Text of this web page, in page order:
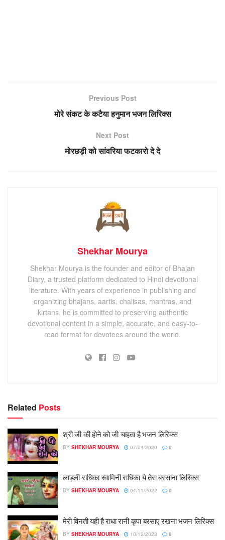
Previous Post
मोरे संकट के कटैया हनुमान भजन लिरिक्स
Next Post
मोरछड़ी को सांवरिया फटकारो दे दे
Shekhar Mourya
Shekhar Mourya is the founder and editor of Bhajan
Diary, a trusted platform dedicated to Hindi devotional
literature. With years of experience in publishing and
organizing bhajans, aartis, chalisas, mantras, and
kirtans, he is committed to preserving authentic
devotional content in a simple, accurate, and easy-to-
read format for devotees around the world.
Related Posts
श्री जी की होने को जी चाहता है भजन लिरिक्स
BY SHEKHAR MOURYA 07/04/2020 0
लाड़ली राधिका स्वामिनी राधिका ये तेरा बरसाना लिरिक्स
BY SHEKHAR MOURYA 04/11/2022 0
मेरी विनती यही है राधा रानी कृपा बरसाए रखना भजन लिरिक्स
BY SHEKHAR MOURYA 10/12/2023 8